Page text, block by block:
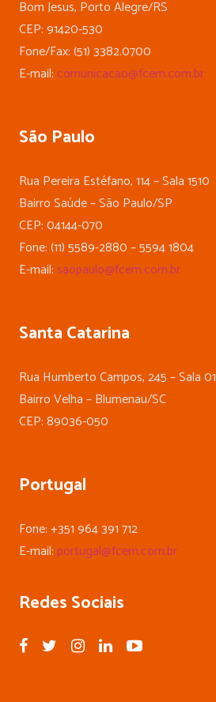
Bom Jesus, Porto Alegre/RS
CEP: 91420-530
Fone/Fax: (51) 3382.0700
E-mail: comunicacao@fcem.com.br
São Paulo
Rua Pereira Estéfano, 114 – Sala 1510
Bairro Saúde – São Paulo/SP
CEP: 04144-070
Fone: (11) 5589-2880 – 5594 1804
E-mail: saopaulo@fcem.com.br
Santa Catarina
Rua Humberto Campos, 245 – Sala 01
Bairro Velha – Blumenau/SC
CEP: 89036-050
Portugal
Fone: +351 964 391 712
E-mail: portugal@fcem.com.br
Redes Sociais